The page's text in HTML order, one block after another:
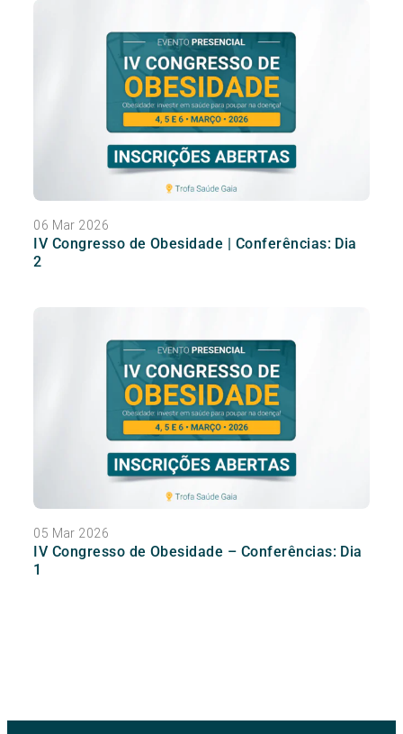
06 Mar 2026
IV Congresso de Obesidade | Conferências: Dia
2
05 Mar 2026
IV Congresso de Obesidade – Conferências: Dia
1